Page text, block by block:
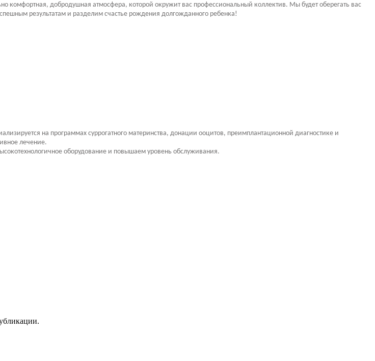
добродушная атмосфера, которой окружит вас профессиональный коллектив. Мы будет оберегать вас
результатам и разделим счастье рождения долгожданного ребенка!
на программах суррогатного материнства, донации ооцитов, преимплантационной диагностике и
лечение.
оборудование и повышаем уровень обслуживания.